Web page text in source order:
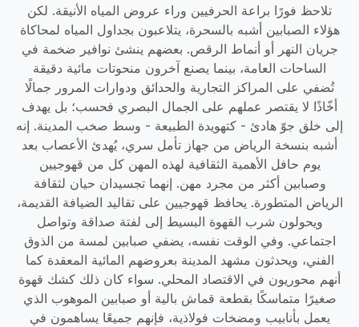
تلاحظ فورًا براعة الحرفيين وراء عروض المياه الأنيقة. لكن
هؤلاء الصبابين أشبه بالسحرة، يتلاعبون بجداول المياه لمحاكاة
جريان النهر أو أنماط الرقص. بعضهم ينشئ نوافير ضخمة في
الساحات العامة، بينما يصنع آخرون منحوتات مائية دقيقة
تُضفي على المراكز التجارية والحدائق ودوارات المرور جمالًا
أخّاذًا لا يقتصر عملهم على الجمال البصري فحسب؛ بل يهدف
إلى خلق جوّ هادئ - كتهويدة الطبيعة - وسط صخب المدينة. إنه
أشبه بنسخة الرياض من جهاز تأمل سري، يُهدئ الأعصاب بعد
يوم حافل الأهمية الثقافية لهذه المهن كل من قهوجيين
وصبابين أكثر من مجرد مهن. إنهما تجسيدان حيان لثقافة
الرياض المتطورة. يحافظ قهوجيين على تقاليد الضيافة القديمة،
ويحولون شرب القهوة البسيط إلى لفتة صداقة وتواصل
اجتماعي. وفي الوقت نفسه، يضفي صبابين لمسة من الذوق
الفني، ويحدثون مشهد المدينة بعروضهم المائية المعقدة كما
أنهم محوريون في الاقتصاد المحلي. سواء كان ذلك كشك قهوة
صغيرًا متماسكًا بقطعة قماش بالية أو صبابين الموهوب الذي
يعمل بأنابيب ومضخات فولاذية، فإنهم جميعًا يساهمون في